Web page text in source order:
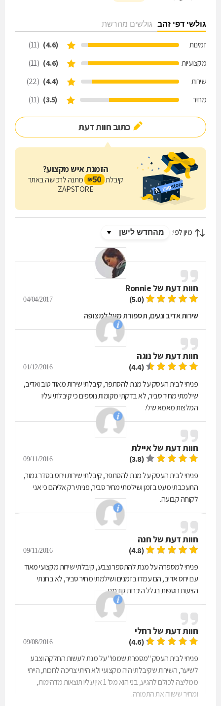
גולשי דפי זהב גולשים מהרשת
זמינות (4.6)
(11)
מקצועיות
(4.6)
(11)
שירות
(4.4)
(22)
מחיר
(3.5)
(11)
כתוב חוות דעת
הזמנת איש מקצוע?
קיבלת 50
₪ מתנה לרכישה באתר
ZAPSTORE
מיון לפי:
חוות דעת של Ronnie
(5.0)
04/04/2017
שירות אדיב ונעים, תספורת מעל למצופה
חוות דעת של נוגה
(4.4)
01/12/2016
פניתי לבית העסק על מנת להסתפר, קיבלתי שירות מאוד טוב ואדיב,
שילמתי מחיר סביר, לא בדקתי מקומות נוספים כי קיבלתי עליו
המלצות מאמא שלי.
חוות דעת שלאיילת
(3.8)
09/11/2016
פניתי לבית העסק על מנת להסתפר, קיבלתי שירות ויחס בסדר גמור,
התעכבתי מעט בזמן ושילמתי מחיר סביר, פניתי רק אליהם כי אני
לקוחה קבועה.
חוות דעת של חנה
(4.8)
09/11/2016
פניתי למספרה על מנת להתספר וצבע, קיבלתי שירות מקצועי מאוד
עם יחס אדיב, הם עמדו בזמנים ושילמתי מחיר סביר, לא בחנתי
הצעות נוספות בגלל היכרות קודמת.
חוות דעת של רחלי
(4.6)
09/08/2016
פניתי לבית העסק "מספרת שמפו" על מנת לעשות החלקה וצבע
לשיער, השירות שקיבלתי היה מקצועי ולא הייתי צריכה לחכות, הייתי
ממליצה לכולם להגיע, בני הוא מס' 1 אין עליו תוצאות מדהימות,
ומחיר ששווה את התמורה.